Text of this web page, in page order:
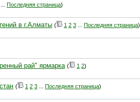
Последняя страница)
в г.Алматы ( 1 2 3 Последняя страница)
рай" ярмарка ( 1 2)
( 1 2 3 Последняя страница)